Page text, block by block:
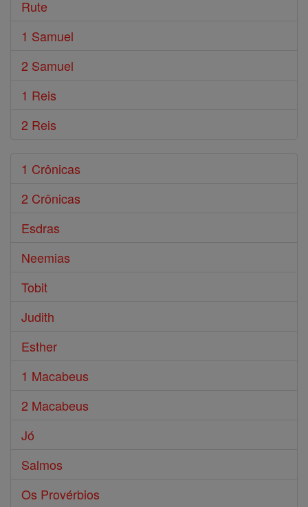
Rute
1 Samuel
2 Samuel
1 Reis
2 Reis
1 Crônicas
2 Crônicas
Esdras
Neemias
Tobit
Judith
Esther
1 Macabeus
2 Macabeus
Jó
Salmos
Os Provérbios